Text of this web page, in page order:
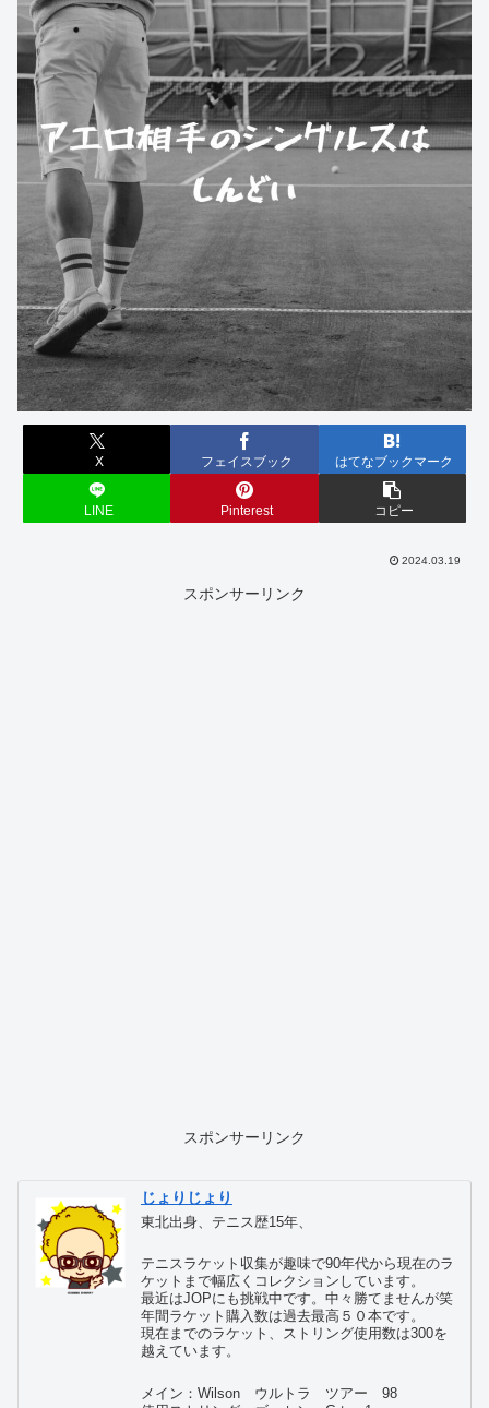
X フェイスブック はてなブックマーク
LINE Pinterest コピー
2024.03.19
スポンサーリンク
スポンサーリンク
じょりじょり
東北出身、テニス歴15年、
テニスラケット収集が趣味で90年代から現在のラ
ケットまで幅広くコレクションしています。
最近はJOPにも挑戦中です。中々勝てませんが笑
年間ラケット購入数は過去最高５０本です。
現在までのラケット、ストリング使用数は300を
越えています。
メイン：Wilson ウルトラ ツアー 98